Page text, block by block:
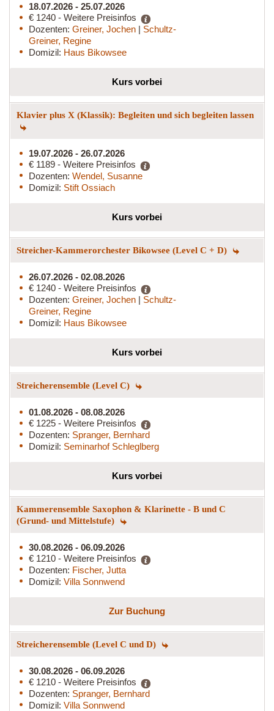
18.07.2026 - 25.07.2026
€ 1240 - Weitere Preisinfos
Dozenten: Greiner, Jochen | Schultz-
Greiner, Regine
Domizil: Haus Bikowsee
Kurs vorbei
Klavier plus X (Klassik): Begleiten und sich begleiten lassen
19.07.2026 - 26.07.2026
€ 1189 - Weitere Preisinfos
Dozenten: Wendel, Susanne
Domizil: Stift Ossiach
Kurs vorbei
Streicher-Kammerorchester Bikowsee (Level C + D)
26.07.2026 - 02.08.2026
€ 1240 - Weitere Preisinfos
Dozenten: Greiner, Jochen | Schultz-
Greiner, Regine
Domizil: Haus Bikowsee
Kurs vorbei
Streicherensemble (Level C)
01.08.2026 - 08.08.2026
€ 1225 - Weitere Preisinfos
Dozenten: Spranger, Bernhard
Domizil: Seminarhof Schleglberg
Kurs vorbei
Kammerensemble Saxophon & Klarinette - B und C
(Grund- und Mittelstufe)
30.08.2026 - 06.09.2026
€ 1210 - Weitere Preisinfos
Dozenten: Fischer, Jutta
Domizil: Villa Sonnwend
Zur Buchung
Streicherensemble (Level C und D)
30.08.2026 - 06.09.2026
€ 1210 - Weitere Preisinfos
Dozenten: Spranger, Bernhard
Domizil: Villa Sonnwend